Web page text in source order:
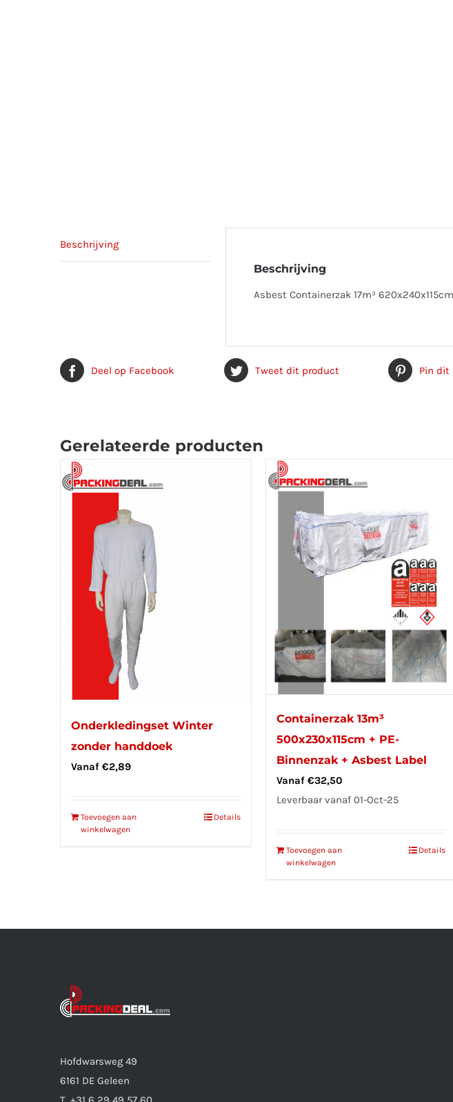
Beschrijving
Beschrijving
Asbest Containerzak 17m³
Deel op Facebook Tweet dit product Pin dit
Gerelateerde producten
Onderkledingset Winter
zonder handdoek
Vanaf €2,89
Toevoegen aan
winkelwagen
Details
Containerzak 13m³
500x230x115cm + PE-
Binnenzak + Asbest Label
Vanaf €32,50
Leverbaar vanaf 01-Oct-25
Toevoegen aan
winkelwagen
Details
Hofdwarsweg 49
6161 DE Geleen